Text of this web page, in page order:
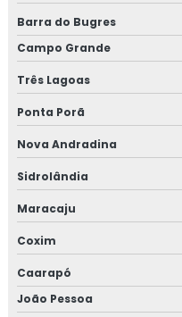
Barra do Bugres
Campo Grande
Três Lagoas
Ponta Porã
Nova Andradina
Sidrolândia
Maracaju
Coxim
Caarapó
João Pessoa